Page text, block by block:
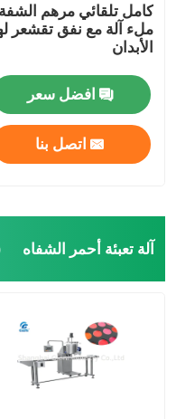
كامل تلقائي مرهم الشفة
ملء آلة مع نفق تقشعر
الأبدان
افضل سعر
اتصل بنا
آلة تعبئة أحمر الشفاه